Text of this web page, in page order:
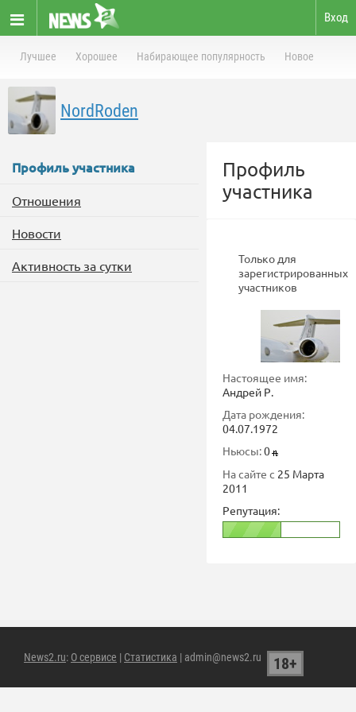
Вход
Лучшее Хорошее Набирающее популярность Новое
NordRoden
Профиль участника
Отношения
Новости
Активность за сутки
Профиль
участника
Только для
зарегистрированных
участников
Настоящее имя:
Андрей Р.
Дата рождения:
04.07.1972
Ньюсы:0
На сайте с 25 Марта
2011
Репутация:
News2.ru: О сервисе | Статистика | admin@news2.ru 18+